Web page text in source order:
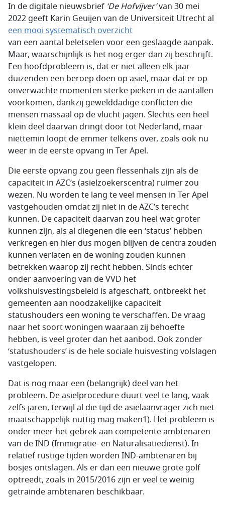
In de digitale nieuwsbrief ‘De Hofvijver’van 30 mei
2022 geeft Karin Geuijen van de Universiteit Utrecht al
een mooi systematisch overzicht
van een aantal beletselen voor een geslaagde aanpak.
Maar, waarschijnlijk is het nog erger dan zij beschrijft.
Een hoofdprobleem is, dat er niet alleen elk jaar
duizenden een beroep doen op asiel, maar dat er op
onverwachte momenten sterke pieken in de aantallen
voorkomen, dankzij gewelddadige conflicten die
mensen massaal op de vlucht jagen. Slechts een heel
klein deel daarvan dringt door tot Nederland, maar
niettemin loopt de emmer telkens over, zoals ook nu
weer in de eerste opvang in Ter Apel.
Die eerste opvang zou geen flessenhals zijn als de
capaciteit in AZC’s (asielzoekerscentra) ruimer zou
wezen. Nu worden te lang te veel mensen in Ter Apel
vastgehouden omdat zij niet in de AZC’s terecht
kunnen. De capaciteit daarvan zou heel wat groter
kunnen zijn, als al diegenen die een ‘status’ hebben
verkregen en hier dus mogen blijven de centra zouden
kunnen verlaten en de woning zouden kunnen
betrekken waarop zij recht hebben. Sinds echter
onder aanvoering van de VVD het
volkshuisvestingsbeleid is afgeschaft, ontbreekt het
gemeenten aan noodzakelijke capaciteit
statushouders een woning te verschaffen. De vraag
naar het soort woningen waaraan zij behoefte
hebben, is veel groter dan het aanbod. Ook zonder
‘statushouders’ is de hele sociale huisvesting volslagen
vastgelopen.
Dat is nog maar een (belangrijk) deel van het
probleem. De asielprocedure duurt veel te lang, vaak
zelfs jaren, terwijl al die tijd de asielaanvrager zich niet
maatschappelijk nuttig mag maken1). Het probleem is
onder meer het gebrek aan competente ambtenaren
van de IND (Immigratie- en Naturalisatiedienst). In
relatief rustige tijden worden IND-ambtenaren bij
bosjes ontslagen. Als er dan een nieuwe grote golf
optreedt, zoals in 2015/2016 zijn er veel te weinig
getrainde ambtenaren beschikbaar.